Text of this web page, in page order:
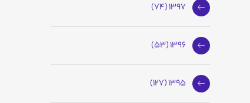
1397 (74)
1396 (53)
1395 (127)